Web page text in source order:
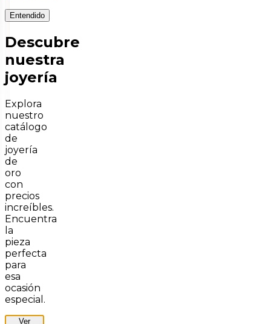
Entendido
Descubre
nuestra
joyería
Explora
nuestro
catálogo
de
joyería
de
oro
con
precios
increíbles.
Encuentra
la
pieza
perfecta
para
esa
ocasión
especial.
Ver